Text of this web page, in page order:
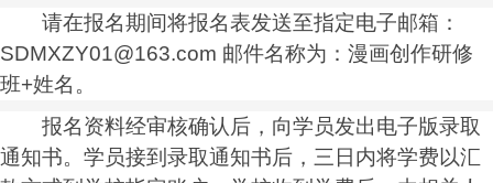
请在报名期间将报名表发送至指定电子邮箱：
SDMXZY01@163.com 邮件名称为：漫画创作研修
班+姓名。
报名资料经审核确认后，向学员发出电子版录取
通知书。学员接到录取通知书后，三日内将学费以汇